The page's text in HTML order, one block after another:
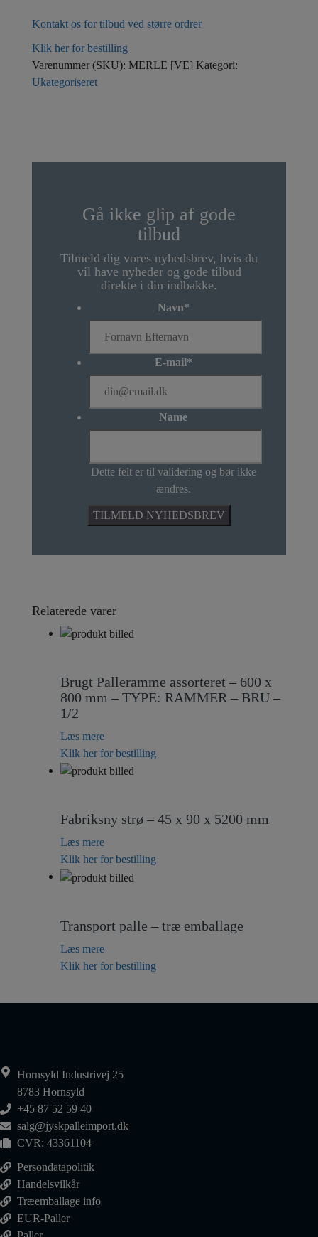
Kontakt os for tilbud ved større ordrer
Klik her for bestilling
Varenummer (SKU): MERLE [VE] Kategori:
Ukategoriseret
Gå ikke glip af gode
tilbud
Tilmeld dig vores nyhedsbrev, hvis du
vil have nyheder og gode tilbud
direkte i din indbakke.
Navn*
E-mail*
Name
Dette felt er til validering og bør ikke
ændres.
Relaterede varer
Brugt Palleramme assorteret – 600 x
800 mm – TYPE: RAMMER – BRU –
1/2
Læs mere
Klik her for bestilling
Fabriksny strø – 45 x 90 x 5200 mm
Læs mere
Klik her for bestilling
Transport palle – træ emballage
Læs mere
Klik her for bestilling
Hornsyld Industrivej 25
8783 Hornsyld
+45 87 52 59 40
salg@jyskpalleimport.dk
CVR: 43361104
Persondatapolitik
Handelsvilkår
Træemballage info
EUR-Paller